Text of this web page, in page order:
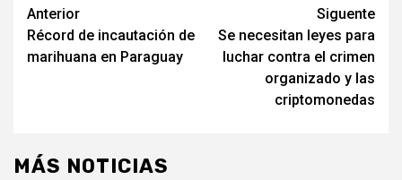
Navegación
de
Anterior
Récord de incautación de
marihuana en Paraguay
Siguente
Se necesitan leyes para
luchar contra el crimen
organizado y las
criptomonedas
MÁS NOTICIAS